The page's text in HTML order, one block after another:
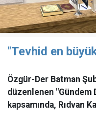
"Tevhid en
Özgür-Der Batman
düzenlenen "Gündem
kapsamında, Rıdvan